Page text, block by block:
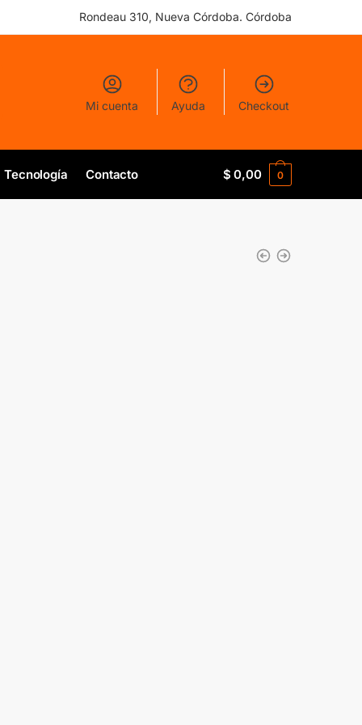
Rondeau 310, Nueva Córdoba. Córdoba
Mi cuenta Ayuda Checkout
Tecnología Contacto $ 0,00 0